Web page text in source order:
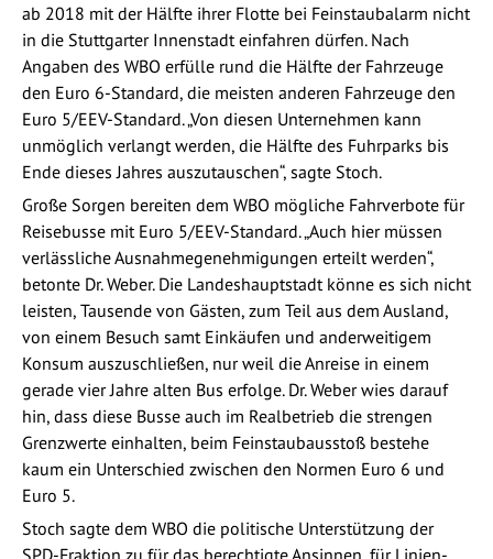
ab 2018 mit der Hälfte ihrer Flotte bei Feinstaubalarm nicht
in die Stuttgarter Innenstadt einfahren dürfen. Nach
Angaben des WBO erfülle rund die Hälfte der Fahrzeuge
den Euro 6-Standard, die meisten anderen Fahrzeuge den
Euro 5/EEV-Standard. „Von diesen Unternehmen kann
unmöglich verlangt werden, die Hälfte des Fuhrparks bis
Ende dieses Jahres auszutauschen“, sagte Stoch.
Große Sorgen bereiten dem WBO mögliche Fahrverbote für
Reisebusse mit Euro 5/EEV-Standard. „Auch hier müssen
verlässliche Ausnahmegenehmigungen erteilt werden“,
betonte Dr. Weber. Die Landeshauptstadt könne es sich nicht
leisten, Tausende von Gästen, zum Teil aus dem Ausland,
von einem Besuch samt Einkäufen und anderweitigem
Konsum auszuschließen, nur weil die Anreise in einem
gerade vier Jahre alten Bus erfolge. Dr. Weber wies darauf
hin, dass diese Busse auch im Realbetrieb die strengen
Grenzwerte einhalten, beim Feinstaubausstoß bestehe
kaum ein Unterschied zwischen den Normen Euro 6 und
Euro 5.
Stoch sagte dem WBO die politische Unterstützung der